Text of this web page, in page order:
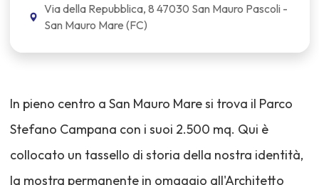
Via della Repubblica, 8 47030 San Mauro Pascoli -
San Mauro Mare (FC)
In pieno centro a San Mauro Mare si trova il Parco
Stefano Campana con i suoi 2.500 mq. Qui è
collocato un tassello di storia della nostra identità,
la mostra permanente in omaggio all'Architetto